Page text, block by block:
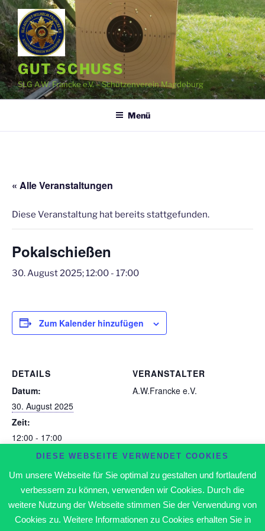
Zum
Inhalt
springen
GUT SCHUSS
SLG A.W. Francke e.V. – Schützenverein Magdeburg
Menü
« Alle Veranstaltungen
Diese Veranstaltung hat bereits stattgefunden.
Pokalschießen
30. August 2025; 12:00 - 17:00
Zum Kalender hinzufügen
DETAILS
Datum:
30. August 2025
Zeit:
12:00 - 17:00
VERANSTALTUNGSORT
Schießstand Langenweddingen
VERANSTALTER
A.W.Francke e.V.
Freies Training Freies Training
DIESE WEBSEITE VERWENDET COOKIES
Um unsere Webseite für Sie optimal zu gestalten und fortlaufend
verbessern zu können, verwenden wir Cookies. Durch die
weitere Nutzung der Webseite stimmen Sie der Verwendung von
Cookies zu. Weitere Informationen zu Cookies erhalten Sie in